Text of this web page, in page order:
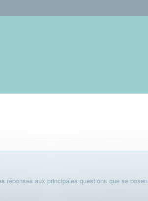
aux principales questions que se